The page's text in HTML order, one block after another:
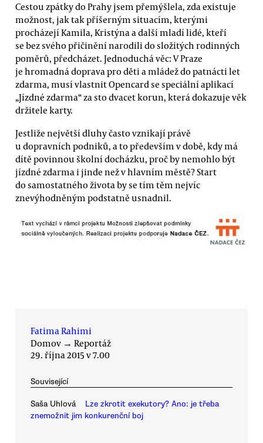
Cestou zpátky do Prahy jsem přemýšlela, zda existuje
možnost, jak tak příšerným situacím, kterými
procházejí Kamila, Kristýna a další mladí lidé, kteří
se bez svého přičinění narodili do složitých rodinných
poměrů, předcházet. Jednoduchá věc: V Praze
je hromadná doprava pro děti a mládež do patnácti let
zdarma, musí vlastnit Opencard se speciální aplikací
„Jízdné zdarma“ za sto dvacet korun, která dokazuje věk
držitele karty.
Jestliže největší dluhy často vznikají právě
u dopravních podniků, a to především v době, kdy má
dítě povinnou školní docházku, proč by nemohlo být
jízdné zdarma i jinde než v hlavním městě? Start
do samostatného života by se tím těm nejvíc
znevýhodněným podstatně usnadnil.
Fatima Rahimi
Domov → Reportáž
29. října 2015 v 7.00
Související
Saša Uhlová
Lze zkrotit exekutory? Ano: je třeba
znemožnit jim konkurenční boj